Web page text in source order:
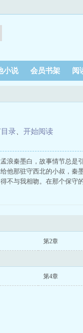
小说 会员书架 阅
录
开始阅读
浪秦墨白，故事情节总是
他那驻守西北的小叔，秦
不与我相吻。在那个保守
第2章
第4章